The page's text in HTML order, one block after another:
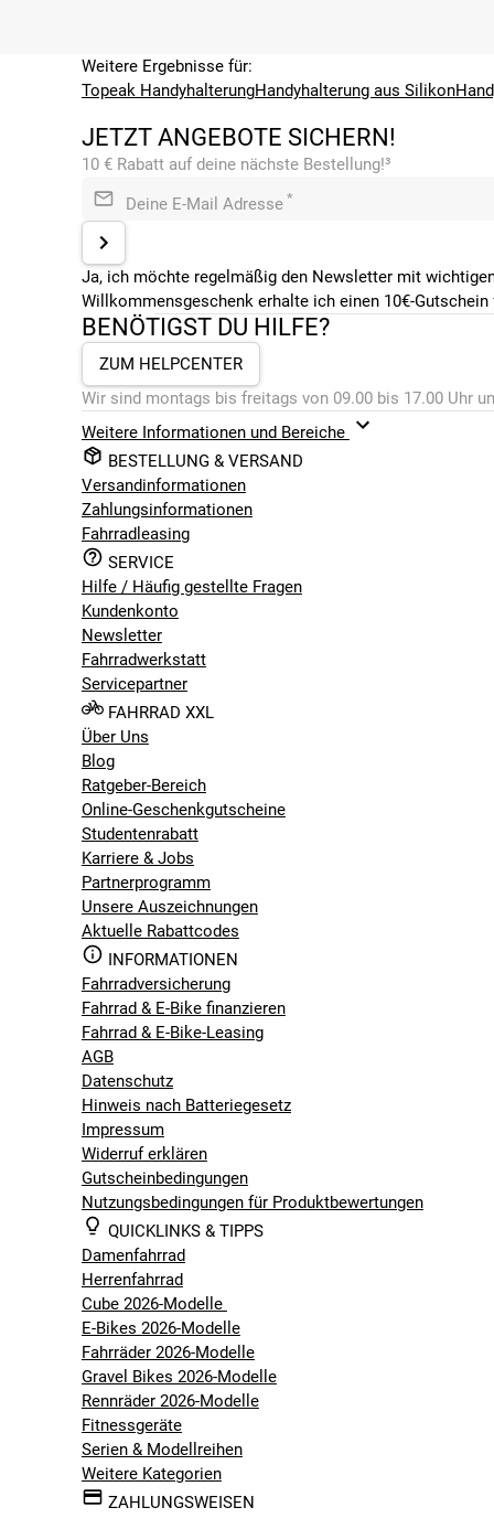
Weitere Ergebnisse für:
Topeak HandyhalterungHandyhalterung aus Silikon
JETZT ANGEBOTE SICHERN!
10 € Rabatt auf deine nächste Bestellung!³
Deine E-Mail Adresse *
Ja, ich möchte regelmäßig den Newsletter mit
Willkommensgeschenk erhalte ich einen 10€-
BENÖTIGST DU HILFE?
ZUM HELPCENTER
Wir sind montags bis freitags von 09.00 bis 17.00 Uhr
Weitere Informationen und Bereiche
BESTELLUNG & VERSAND
Versandinformationen
Zahlungsinformationen
Fahrradleasing
SERVICE
Hilfe / Häufig gestellte Fragen
Kundenkonto
Newsletter
Fahrradwerkstatt
Servicepartner
FAHRRAD XXL
Über Uns
Blog
Ratgeber-Bereich
Online-Geschenkgutscheine
Studentenrabatt
Karriere & Jobs
Partnerprogramm
Unsere Auszeichnungen
Aktuelle Rabattcodes
INFORMATIONEN
Fahrradversicherung
Fahrrad & E-Bike finanzieren
Fahrrad & E-Bike-Leasing
AGB
Datenschutz
Hinweis nach Batteriegesetz
Impressum
Widerruf erklären
Gutscheinbedingungen
Nutzungsbedingungen für Produktbewertungen
QUICKLINKS & TIPPS
Damenfahrrad
Herrenfahrrad
Cube 2026-Modelle
E-Bikes 2026-Modelle
Fahrräder 2026-Modelle
Gravel Bikes 2026-Modelle
Rennräder 2026-Modelle
Fitnessgeräte
Serien & Modellreihen
Weitere Kategorien
ZAHLUNGSWEISEN